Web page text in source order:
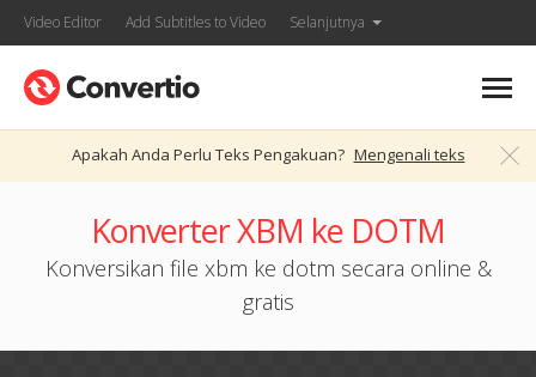
Video Editor Add Subtitles to Video Selanjutnya
Apakah Anda Perlu Teks Pengakuan? Mengenali teks
Konverter XBM ke DOTM
Konversikan file xbm ke dotm secara online &
gratis